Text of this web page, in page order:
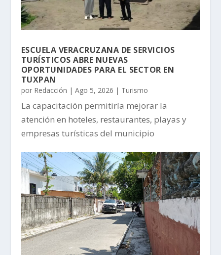
ESCUELA VERACRUZANA DE SERVICIOS
TURÍSTICOS ABRE NUEVAS
OPORTUNIDADES PARA EL SECTOR EN
TUXPAN
por Redacción | Ago 5, 2026 | Turismo
La capacitación permitiría mejorar la
atención en hoteles, restaurantes, playas y
empresas turísticas del municipio